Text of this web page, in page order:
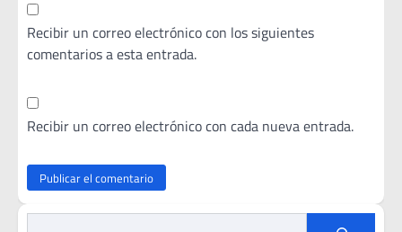
Recibir un correo electrónico con los siguientes
comentarios a esta entrada.
Recibir un correo electrónico con cada nueva entrada.